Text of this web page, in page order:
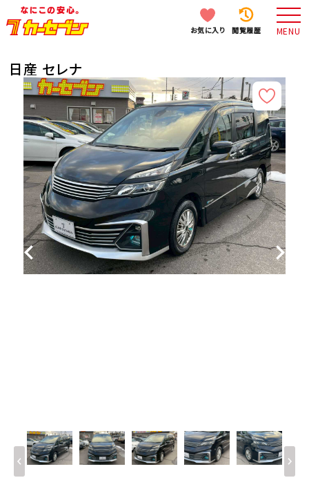
お気に入り 閲覧履歴 MENU
日産 セレナ